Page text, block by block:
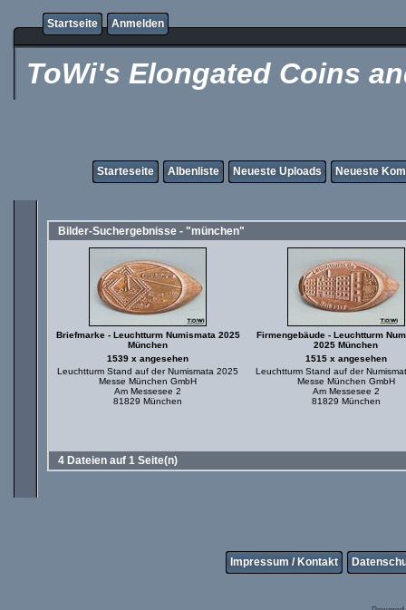
Startseite Anmelden
ToWi's Elongated Coins
Starteseite Albenliste Neueste Uploads Neueste
Bilder-Suchergebnisse - "münchen"
Briefmarke - Leuchtturm Numismata 2025
München
1539 x angesehen
Leuchtturm Stand auf der Numismata 2025
Messe München GmbH
Am Messesee 2
81829 München
Firmengebäude - Leuchtturm
2025 München
1515 x angesehen
Leuchtturm Stand auf der
Messe München GmbH
Am Messesee 2
81829 München
4 Dateien auf 1 Seite(n)
Impressum / Kontakt